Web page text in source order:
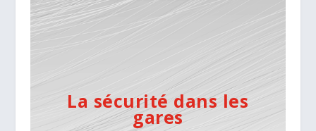
La sécurité dans les
gares